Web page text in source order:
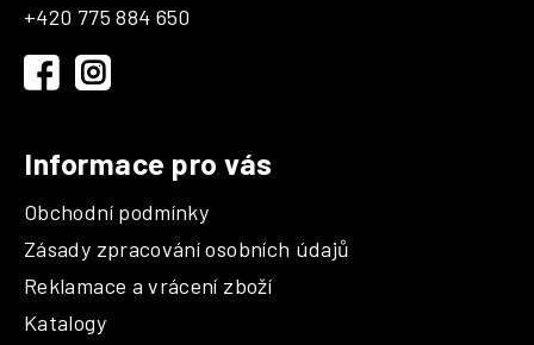
+420 775 884 650
Informace pro vás
Obchodní podmínky
Zásady zpracování osobních údajů
Reklamace a vrácení zboží
Katalogy